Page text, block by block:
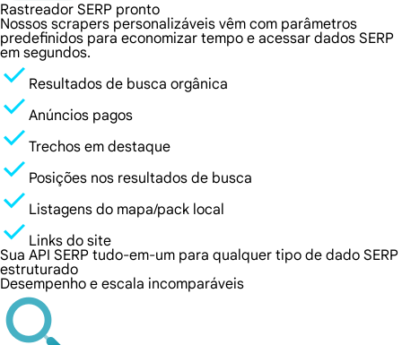
Rastreador SERP pronto
Nossos scrapers personalizáveis vêm com parâmetros
predefinidos para economizar tempo e acessar dados SERP
em segundos.
Resultados de busca orgânica
Anúncios pagos
Trechos em destaque
Posições nos resultados de busca
Listagens do mapa/pack local
Links do site
Sua API SERP tudo-em-um para qualquer tipo de dado SERP
estruturado
Desempenho e escala incomparáveis